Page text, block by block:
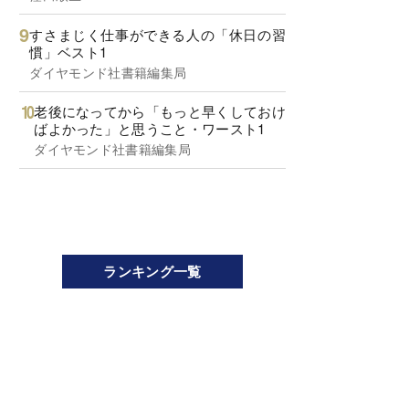
すさまじく仕事ができる人の「休日の習
慣」ベスト1
ダイヤモンド社書籍編集局
老後になってから「もっと早くしておけ
ばよかった」と思うこと・ワースト1
ダイヤモンド社書籍編集局
ランキング一覧